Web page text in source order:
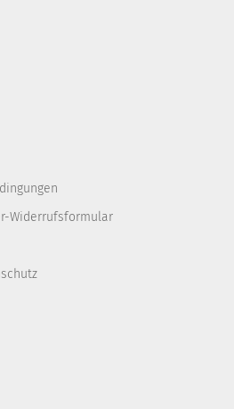
Widerrufsformular